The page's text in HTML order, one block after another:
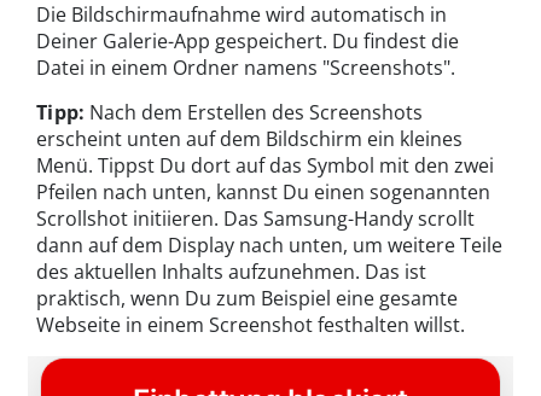
Die Bildschirmaufnahme wird automatisch in
Deiner Galerie-App gespeichert. Du findest die
Datei in einem Ordner namens "Screenshots".
Tipp: Nach dem Erstellen des Screenshots
erscheint unten auf dem Bildschirm ein kleines
Menü. Tippst Du dort auf das Symbol mit den zwei
Pfeilen nach unten, kannst Du einen sogenannten
Scrollshot initiieren. Das Samsung-Handy scrollt
dann auf dem Display nach unten, um weitere Teile
des aktuellen Inhalts aufzunehmen. Das ist
praktisch, wenn Du zum Beispiel eine gesamte
Webseite in einem Screenshot festhalten willst.